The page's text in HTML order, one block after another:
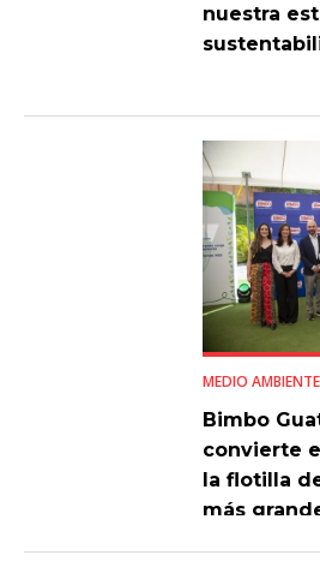
nuestra
MEDIO AMBIENTE
Bimbo
convierte
la flotilla
más